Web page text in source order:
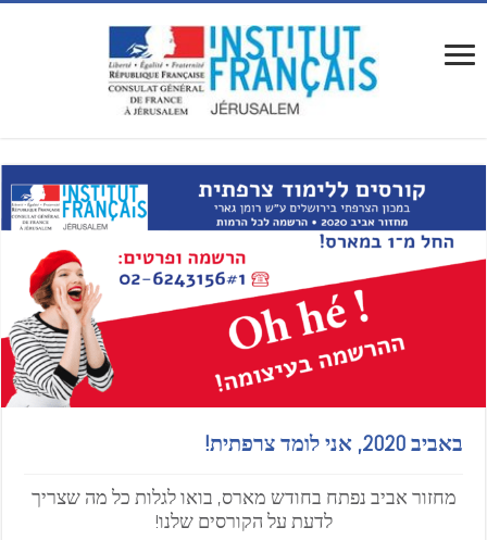
באביב 2020, אני לומד צרפתית!
מחזור אביב נפתח בחודש מארס, בואו לגלות כל מה שצריך
לדעת על הקורסים שלנו!